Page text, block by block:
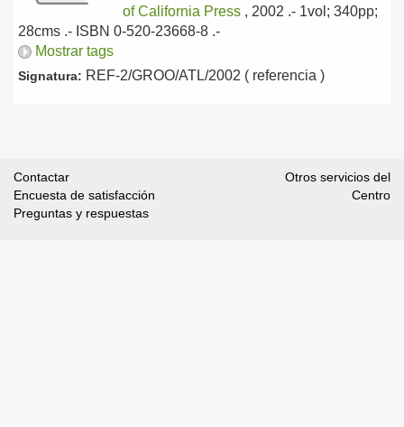
of California Press , 2002 .- 1vol; 340pp;
28cms .- ISBN 0-520-23668-8 .-
Mostrar tags
Signatura: REF-2/GROO/ATL/2002 ( referencia )
Contactar
Encuesta de satisfacción
Preguntas y respuestas
Otros servicios del
Centro